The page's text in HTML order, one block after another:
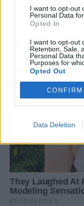
I want to opt-out
Personal Data
Opted In
I want to opt-out
Retention, Sale,
Personal Data
Purposes for
Opted Out
CONFIRM
Data Deletion